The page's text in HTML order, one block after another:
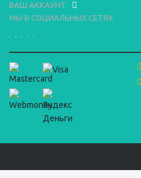
ВАШ АККАУНТ
МЫ В СОЦИАЛЬНЫХ СЕТЯХ